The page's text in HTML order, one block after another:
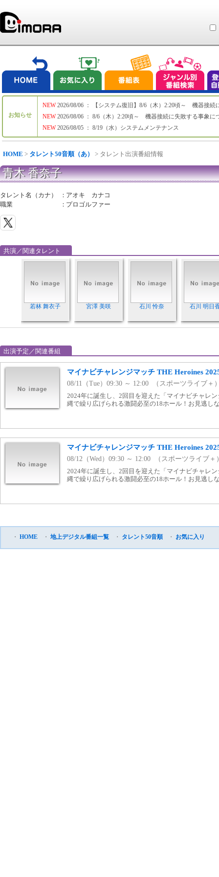
お知らせ
NEW
NEW
NEW
2026/08/06 ： 【システム復旧】8/6（木）2:20頃～ 機器接続
2026/08/06 ： 8/6（木）2:20頃～ 機器接続に失敗する事象に
2026/08/05 ： 8/19（水）システムメンテナンス
HOME > タレント50音順（あ） > タレント出演番組情報
青木 香奈子
タレント名（カナ） ： アオキ カナコ
職業
： プロゴルファー
共演／関連タレント
若林 舞衣子 宮澤 美咲 石川 怜奈 石川 明日
出演予定／関連番組
マイナビチャレンジマッチ THE Heroines
08/11（Tue）09:30 ～ 12:00 （スポーツライブ＋
2024年に誕生し、2回目を迎えた「マイナビチャレン
縄で繰り広げられる激闘必至の18ホール！お見逃し
マイナビチャレンジマッチ THE Heroines
08/12（Wed）09:30 ～ 12:00 （スポーツライブ＋
2024年に誕生し、2回目を迎えた「マイナビチャレン
縄で繰り広げられる激闘必至の18ホール！お見逃し
・ HOME ・ 地上デジタル番組一覧 ・ タレント50音順 ・ お気に入り